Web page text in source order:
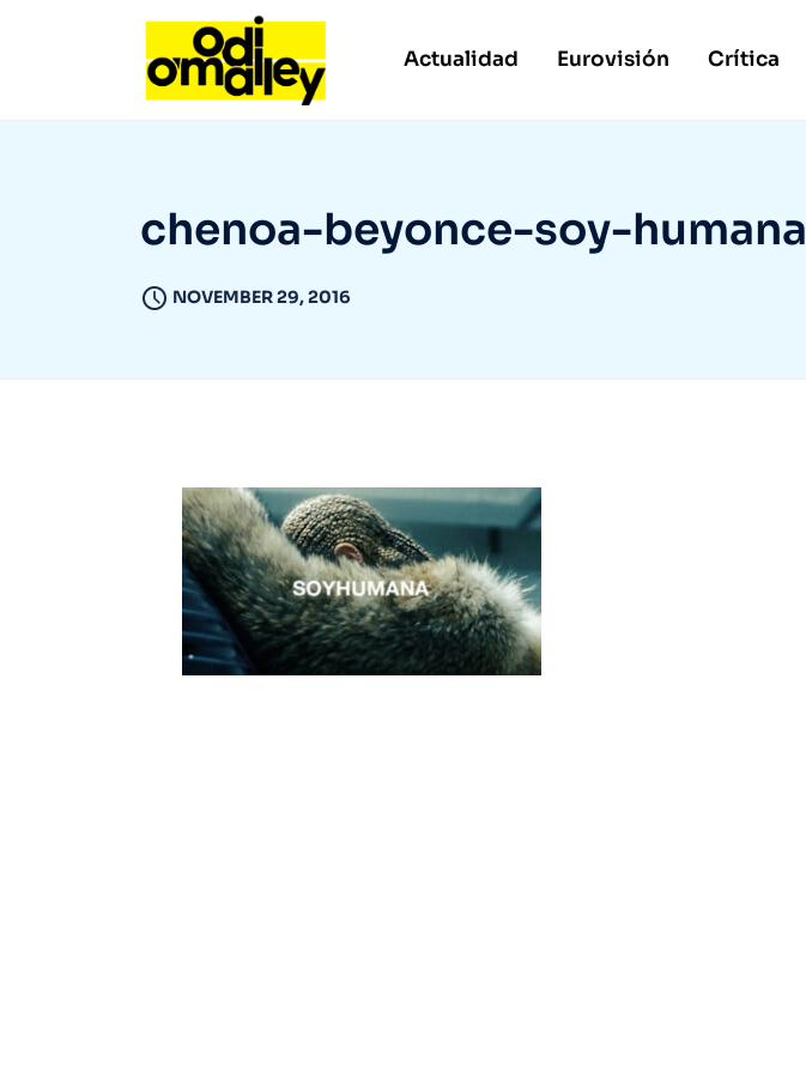
Actualidad Eurovisión Crítica
chenoa-beyonce-soy-humana
NOVEMBER 29, 2016